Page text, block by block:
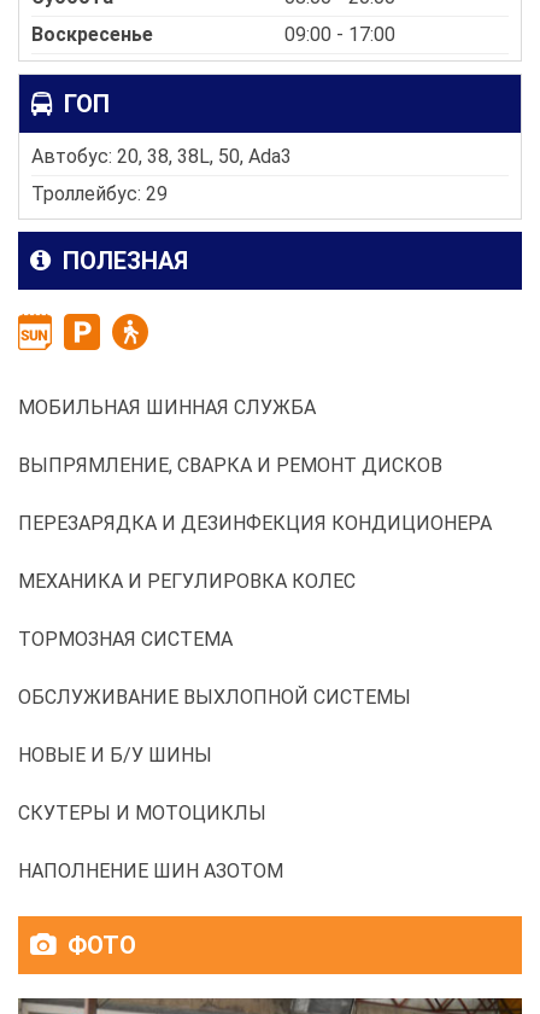
Воскресенье
09:00 - 17:00
ГОП
Автобус: 20, 38, 38L, 50, Ada3
Троллейбус: 29
ПОЛЕЗНАЯ
МОБИЛЬНАЯ ШИННАЯ СЛУЖБА
ВЫПРЯМЛЕНИЕ, СВАРКА И РЕМОНТ ДИСКОВ
ПЕРЕЗАРЯДКА И ДЕЗИНФЕКЦИЯ КОНДИЦИОНЕРА
МЕХАНИКА И РЕГУЛИРОВКА КОЛЕС
ТОРМОЗНАЯ СИСТЕМА
ОБСЛУЖИВАНИЕ ВЫХЛОПНОЙ СИСТЕМЫ
НОВЫЕ И Б/У ШИНЫ
СКУТЕРЫ И МОТОЦИКЛЫ
НАПОЛНЕНИЕ ШИН АЗОТОМ
ФОТО